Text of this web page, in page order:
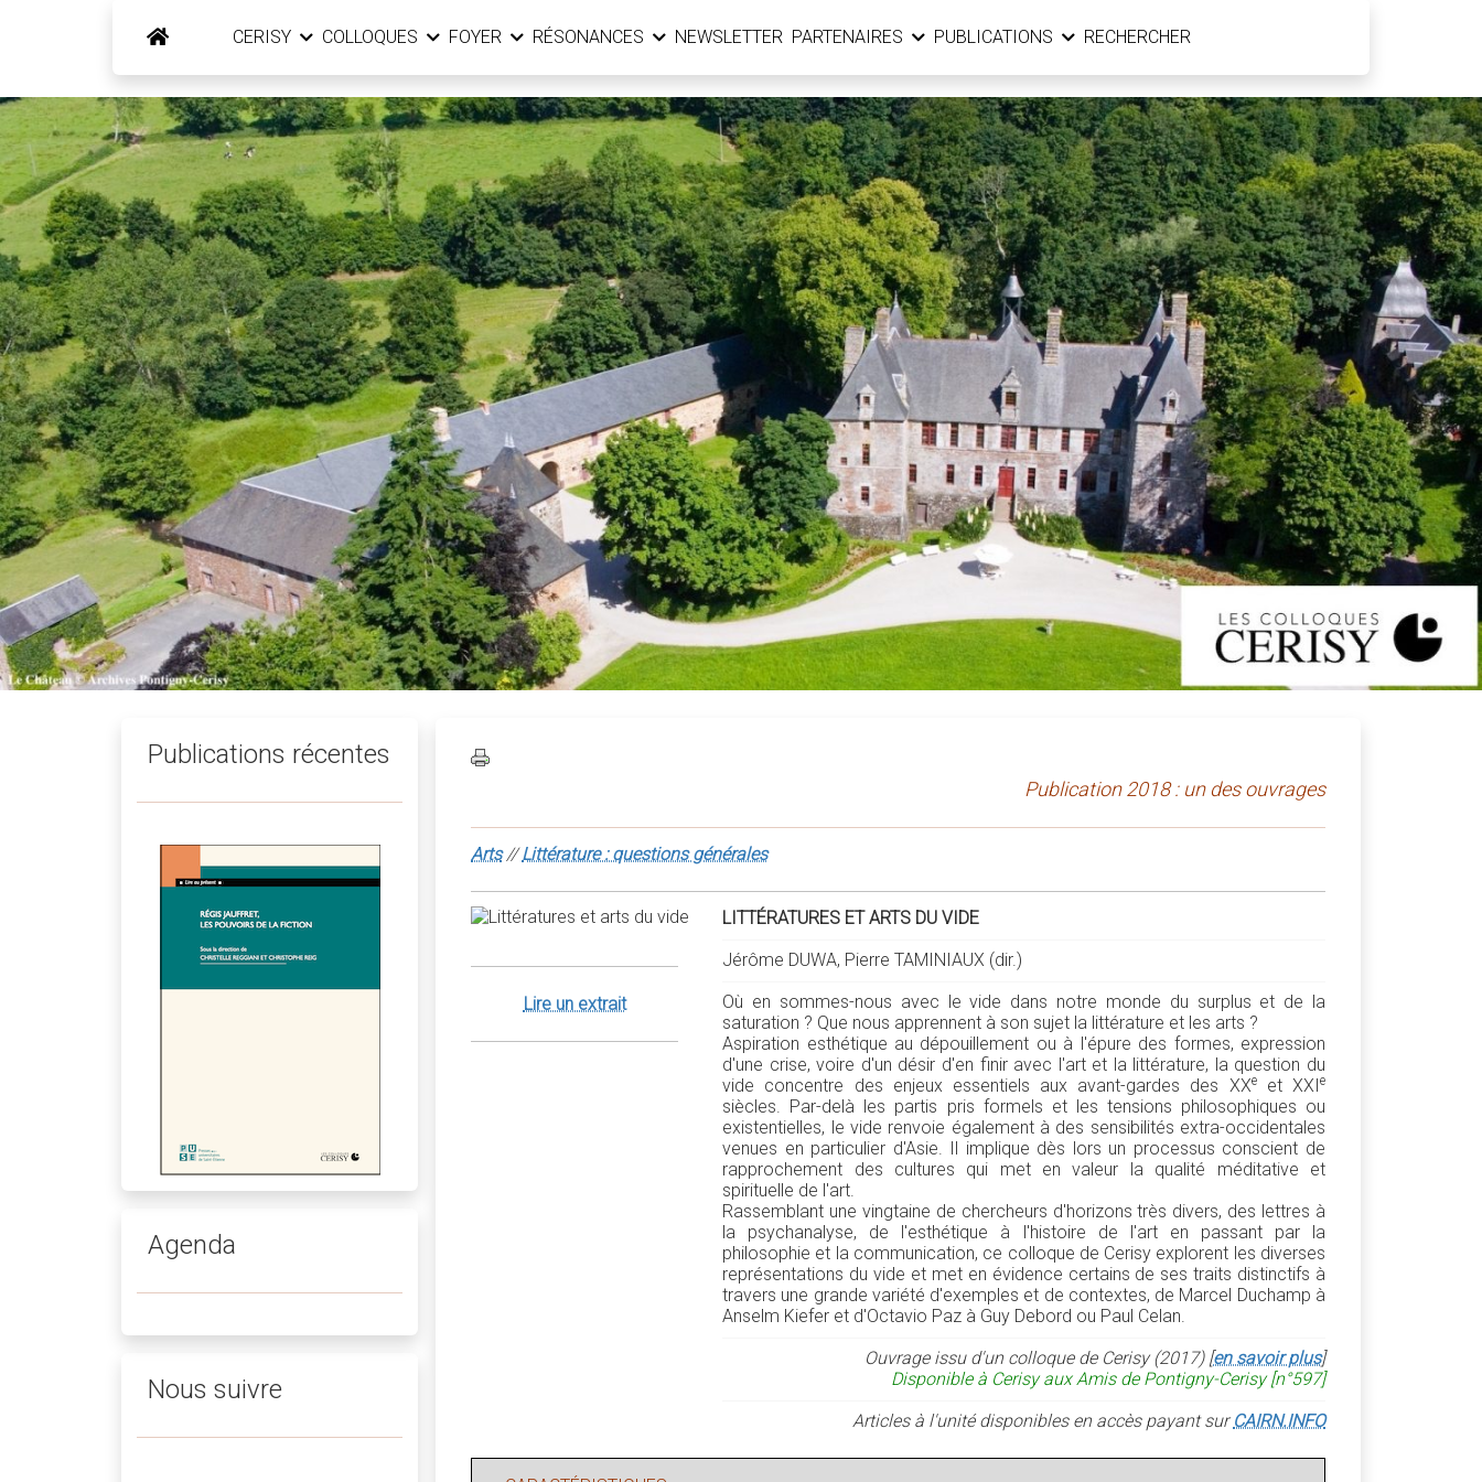
CERISY COLLOQUES FOYER RÉSONANCES NEWSLETTER PARTENAIRES PUBLICATIONS RECHERCHER
Publication 2018 : un des ouvrages
Arts//Littérature : questions générales
Lire un extrait
LITTÉRATURES ET ARTS DU VIDE
Jérôme DUWA, Pierre TAMINIAUX (dir.)
Où en sommes-nous avec le vide dans notre monde du surplus et de la
saturation ? Que nous apprennent à son sujet la littérature et les arts ?
Aspiration esthétique au dépouillement ou à l'épure des formes, expression
d'une crise, voire d'un désir d'en finir avec l'art et la littérature, la question du
vide concentre des enjeux essentiels aux avant-gardes des XXeet XXIe
siècles. Par-delà les partis pris formels et les tensions philosophiques ou
existentielles, le vide renvoie également à des sensibilités extra-occidentales
venues en particulier d'Asie. Il implique dès lors un processus conscient de
rapprochement des cultures qui met en valeur la qualité méditative et
spirituelle de l'art.
Rassemblant une vingtaine de chercheurs d'horizons très divers, des lettres à
la psychanalyse, de l'esthétique à l'histoire de l'art en passant par la
philosophie et la communication, ce colloque de Cerisy explorent les diverses
représentations du vide et met en évidence certains de ses traits distinctifs à
travers une grande variété d'exemples et de contextes, de Marcel Duchamp à
Anselm Kiefer et d'Octavio Paz à Guy Debord ou Paul Celan.
Ouvrage issu d'un colloque de Cerisy (2017) [en savoir plus]
Disponible à Cerisy aux Amis de Pontigny-Cerisy [n°597]
Articles à l'unité disponibles en accès payant surCAIRN.INFO
Publications récentes
Agenda
Nous suivre